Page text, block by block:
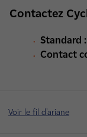
Contactez
Standard :
Contact
Voir le fil d'ariane